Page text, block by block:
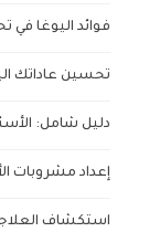
فوائد اليوغا
تحسين عاداتك
دليل شامل:
إعداد مشروبات
استكشاف